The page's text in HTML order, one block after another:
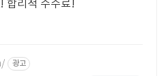
합리적 수수료!
광고